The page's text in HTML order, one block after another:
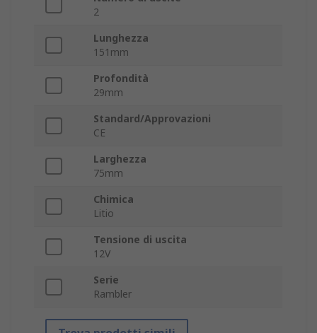
2
Lunghezza
151mm
Profondità
29mm
Standard/Approvazioni
CE
Larghezza
75mm
Chimica
Litio
Tensione di uscita
12V
Serie
Rambler